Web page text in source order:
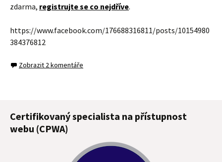
zdarma, registrujte se co nejdříve.
https://www.facebook.com/176688316811/posts/10154980
384376812
Zobrazit 2 komentáře
Certifikovaný specialista na přístupnost
webu (CPWA)